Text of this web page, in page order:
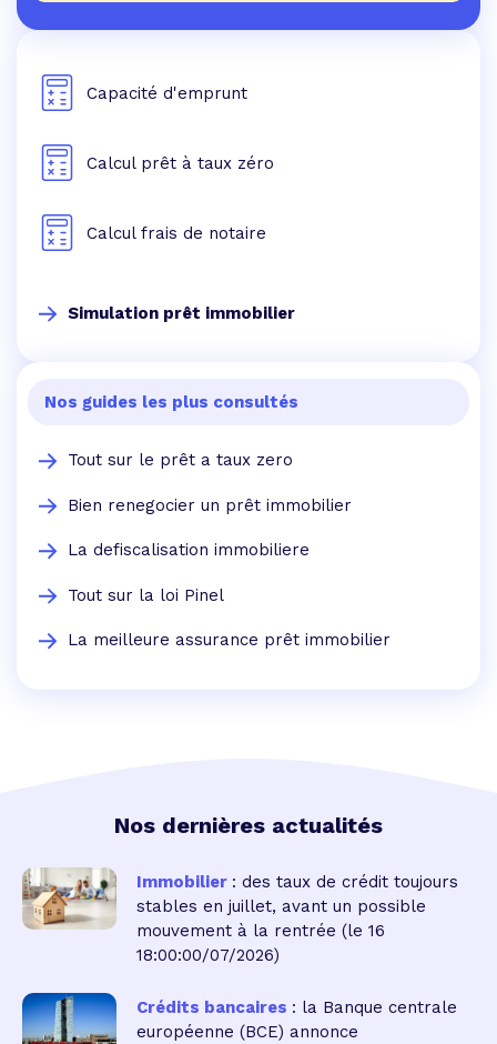
Capacité d'emprunt
Calcul prêt à taux zéro
Calcul frais de notaire
Simulation prêt immobilier
Nos guides les plus consultés
Tout sur le prêt a taux zero
Bien renegocier un prêt immobilier
La defiscalisation immobiliere
Tout sur la loi Pinel
La meilleure assurance prêt immobilier
Nos dernières actualités
Immobilier : des taux de crédit toujours
stables en juillet, avant un possible
mouvement à la rentrée (le 16
18:00:00/07/2026)
Crédits bancaires : la Banque centrale
européenne (BCE) annonce